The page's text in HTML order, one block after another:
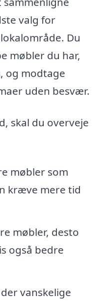
valg for
Du
møbler du har,
og modtage
uden besvær.
skal du overveje
møbler som
kræve mere tid
møbler, desto
også bedre
vanskelige